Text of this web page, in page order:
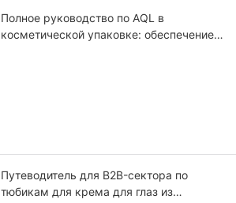
Полное руководство по AQL в
косметической упаковке: обеспечение
Путеводитель для B2B-сектора по
тюбикам для крема для глаз из